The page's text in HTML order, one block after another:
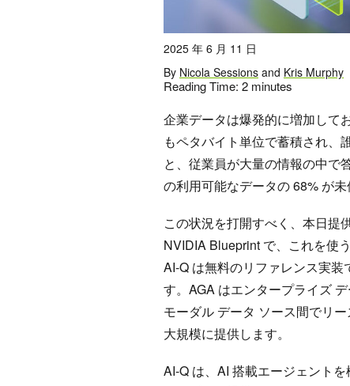
2025 年 6 月 11 日
By Nicola Sessions and Kris Murphy
Reading Time: 2 minutes
企業データは爆発的に増加して
もペタバイト単位で蓄積され、
と、従業員が大量の情報の中で
の利用可能なデータの 68% が
この状況を打開すべく、本日提
NVIDIA Blueprint で、これを使
AI-Q は無料のリファレンス実装
す。AGA はエンタープライズ
モーダル データ ソース間でリ
大規模に提供します。
AI-Q は、AI 搭載エージェント